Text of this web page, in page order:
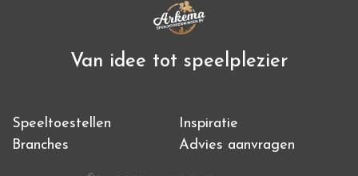
Van idee tot speelplezier
Speeltoestellen
Inspiratie
Branches
Advies aanvragen